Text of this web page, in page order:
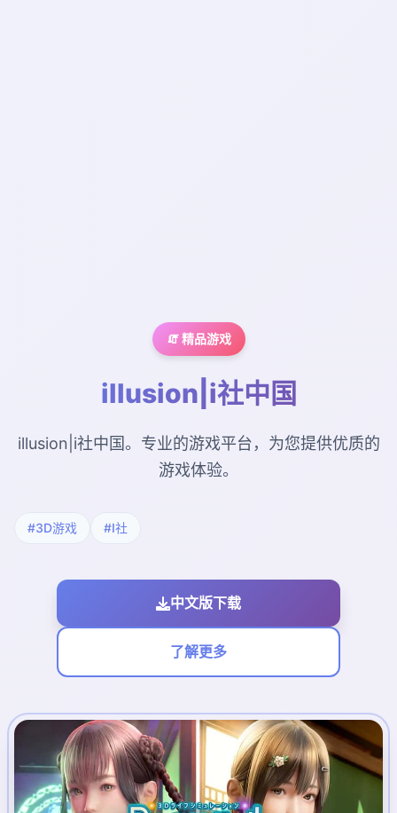
🧯 精品游戏
illusion|i社中国
illusion|i社中国。专业的游戏平台，为您提供优质的
游戏体验。
#3D游戏 #I社
中文版下载
了解更多